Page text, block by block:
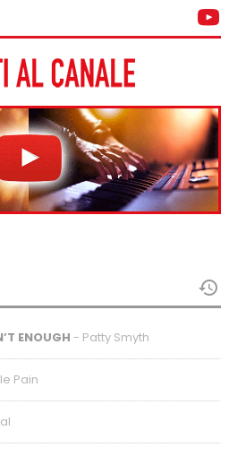
ENOUGH - Patty Smyth
Pain